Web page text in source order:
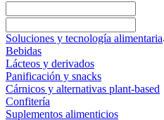
Soluciones y tecnología alimentaria
Bebidas
Lácteos y derivados
Panificación y snacks
Cárnicos y alternativas plant-based
Confitería
Suplementos alimenticios